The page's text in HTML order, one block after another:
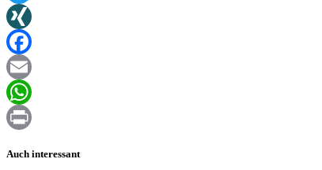
Twitter
XING
Facebook
Email
WhatsApp
Auch interessant